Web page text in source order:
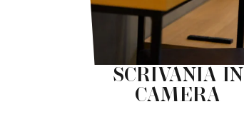
SCRIVANIA IN
CAMERA